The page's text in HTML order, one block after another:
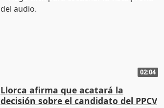
02:04
Llorca afirma que acatará la
decisión sobre el candidato del PPCV